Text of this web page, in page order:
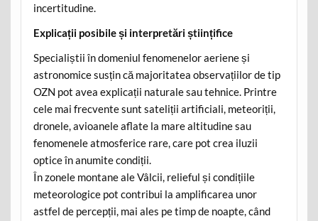
incertitudine.
Explicații posibile și interpretări științifice
Specialiștii în domeniul fenomenelor aeriene și
astronomice susțin că majoritatea observațiilor de tip
OZN pot avea explicații naturale sau tehnice. Printre
cele mai frecvente sunt sateliții artificiali, meteoriții,
dronele, avioanele aflate la mare altitudine sau
fenomenele atmosferice rare, care pot crea iluzii
optice în anumite condiții.
În zonele montane ale Vâlcii, relieful și condițiile
meteorologice pot contribui la amplificarea unor
astfel de percepții, mai ales pe timp de noapte, când